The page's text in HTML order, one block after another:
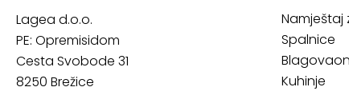
Lagea d.o.o.
PE: Opremisidom
Cesta Svobode 31
8250 Brežice
Namještaj
Spalnice
Kuhinje